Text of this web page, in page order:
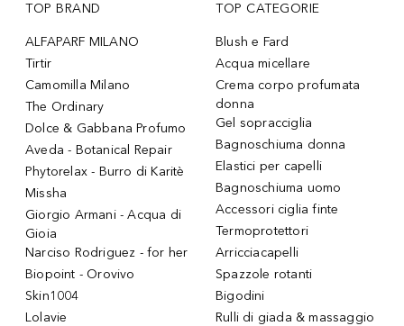
TOP BRAND
ALFAPARF MILANO
Tirtir
Camomilla Milano
The Ordinary
Dolce & Gabbana Profumo
Aveda - Botanical Repair
Phytorelax - Burro di Karitè
Missha
Giorgio Armani - Acqua di
Gioia
Narciso Rodriguez - for her
Biopoint - Orovivo
Skin1004
Lolavie
TOP CATEGORIE
Blush e Fard
Acqua micellare
Crema corpo profumata
donna
Gel sopracciglia
Bagnoschiuma donna
Elastici per capelli
Bagnoschiuma uomo
Accessori ciglia finte
Termoprotettori
Arricciacapelli
Spazzole rotanti
Bigodini
Rulli di giada & massaggio